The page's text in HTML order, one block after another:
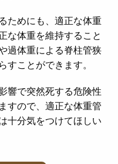
ためにも、適正な体重
な体重を維持すること
過体重による脊柱管狭
すことができます。
響で突然死する危険性
すので、適正な体重管
十分気をつけてほしい